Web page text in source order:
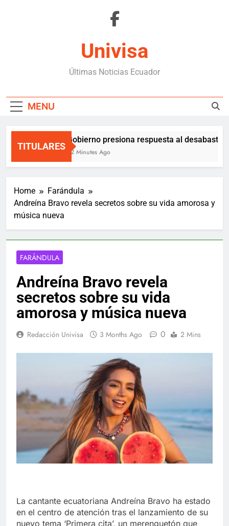
Univisa
Últimas Noticias Ecuador
MENU
TITULARES
Gobierno presiona respuesta al
52 Minutes Ago
Home
Farándula
Andreína Bravo revela secretos sobre su vida amorosa y
música nueva
FARÁNDULA
Andreína Bravo revela
secretos sobre su vida
amorosa y música nueva
Redacción Univisa 3 Months Ago 0 2 Mins
La cantante ecuatoriana Andreína Bravo ha estado
en el centro de atención tras el lanzamiento de su
nuevo tema ‘Primera cita’, un merenguetón que